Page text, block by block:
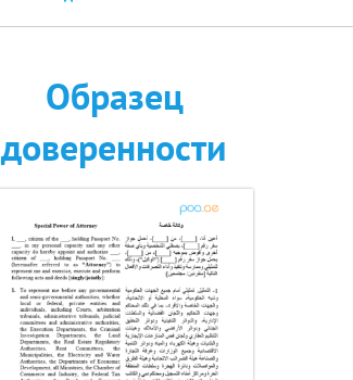
Образец
доверенности